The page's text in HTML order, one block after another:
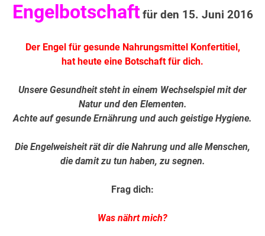
Engelbotschaft für den 15. Juni 2016
Der Engel für gesunde Nahrungsmittel Konfertitiel,
hat heute eine Botschaft für dich.
Unsere Gesundheit steht in einem Wechselspiel mit der
Natur und den Elementen.
Achte auf gesunde Ernährung und auch geistige Hygiene.
Die Engelweisheit rät dir die Nahrung und alle Menschen,
die damit zu tun haben, zu segnen.
Frag dich:
Was nährt mich?